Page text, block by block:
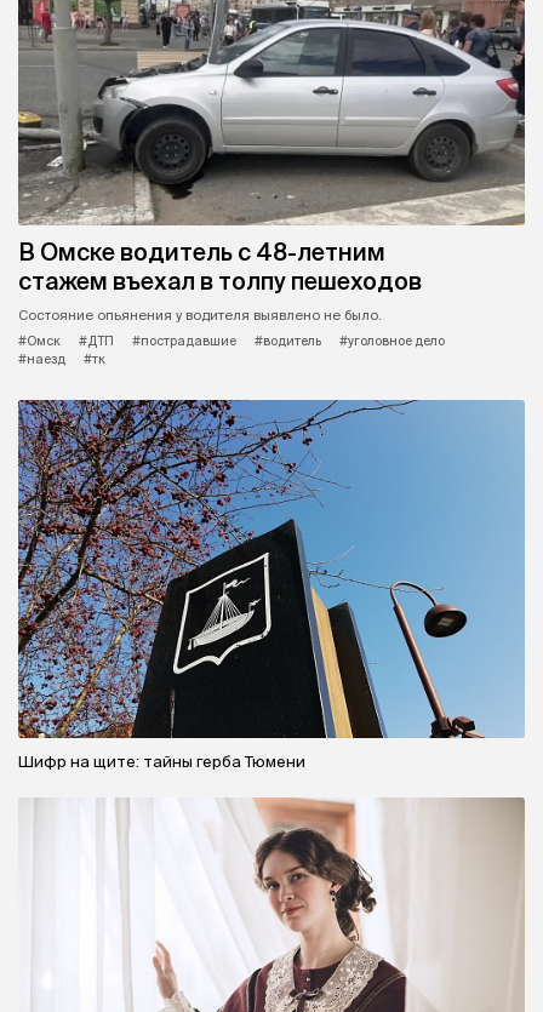
В Омске водитель с 48-летним
стажем въехал в толпу пешеходов
Состояние опьянения у водителя выявлено не было.
#Омск
#ДТП #пострадавшие #водитель
#уголовное дело
#наезд
#тк
Шифр на щите: тайны герба Тюмени